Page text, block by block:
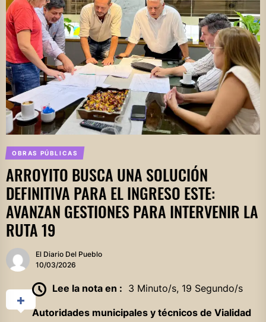
OBRAS PÚBLICAS
ARROYITO BUSCA UNA SOLUCIÓN
DEFINITIVA PARA EL INGRESO ESTE:
AVANZAN GESTIONES PARA INTERVENIR LA
RUTA 19
El Diario Del Pueblo
10/03/2026
Lee la nota en : 3 Minuto/s, 19 Segundo/s
Autoridades municipales y técnicos de Vialidad